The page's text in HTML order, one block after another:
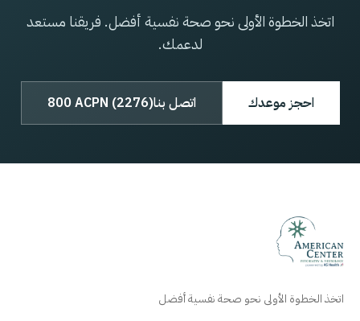
اتخذ الخطوة الأولى نحو صحة نفسية أفضل. فريقنا مستعد
لدعمك.
احجز موعدك اتصل بنا800 ACPN (2276)
اتخذ الخطوة الأولى نحو صحة نفسية أفضل